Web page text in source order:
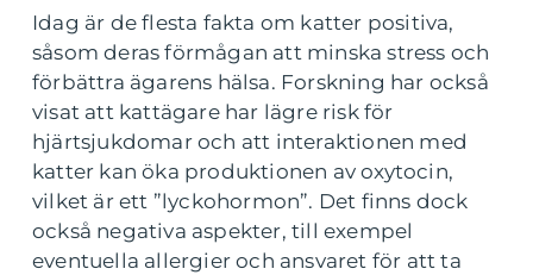
Idag är de flesta fakta om katter positiva,
såsom deras förmågan att minska stress och
förbättra ägarens hälsa. Forskning har också
visat att kattägare har lägre risk för
hjärtsjukdomar och att interaktionen med
katter kan öka produktionen av oxytocin,
vilket är ett ”lyckohormon”. Det finns dock
också negativa aspekter, till exempel
eventuella allergier och ansvaret för att ta